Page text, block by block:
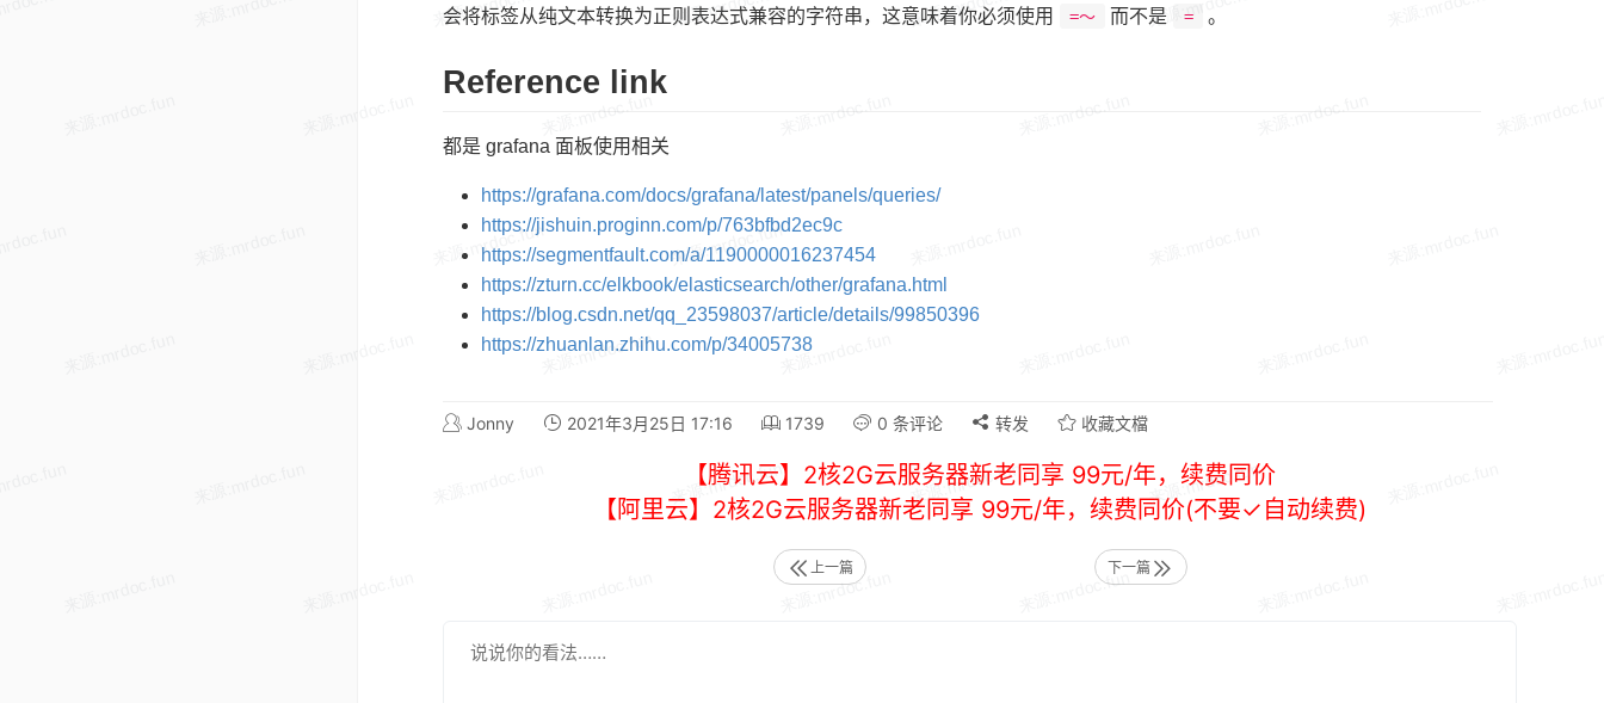
会将标签从纯文本转换为正则表达式兼容的字符串，这意味着你必须使用
=〜 而不是 = 。
Reference link
都是 grafana 面板使用相关
https://grafana.com/docs/grafana/latest/panels/queries/
https://jishuin.proginn.com/p/763bfbd2ec9c
https://segmentfault.com/a/1190000016237454
https://zturn.cc/elkbook/elasticsearch/other/grafana.html
https://blog.csdn.net/qq_23598037/article/details/99850396
https://zhuanlan.zhihu.com/p/34005738
Jonny 2021年3月25日 17:16 1739 0 条评论 转发 收藏文檔
【腾讯云】2核2G云服务器新老同享 99元/年，续费同价
【阿里云】2核2G云服务器新老同享 99元/年，续费同价(不要✓自动续费)
上一篇 下一篇